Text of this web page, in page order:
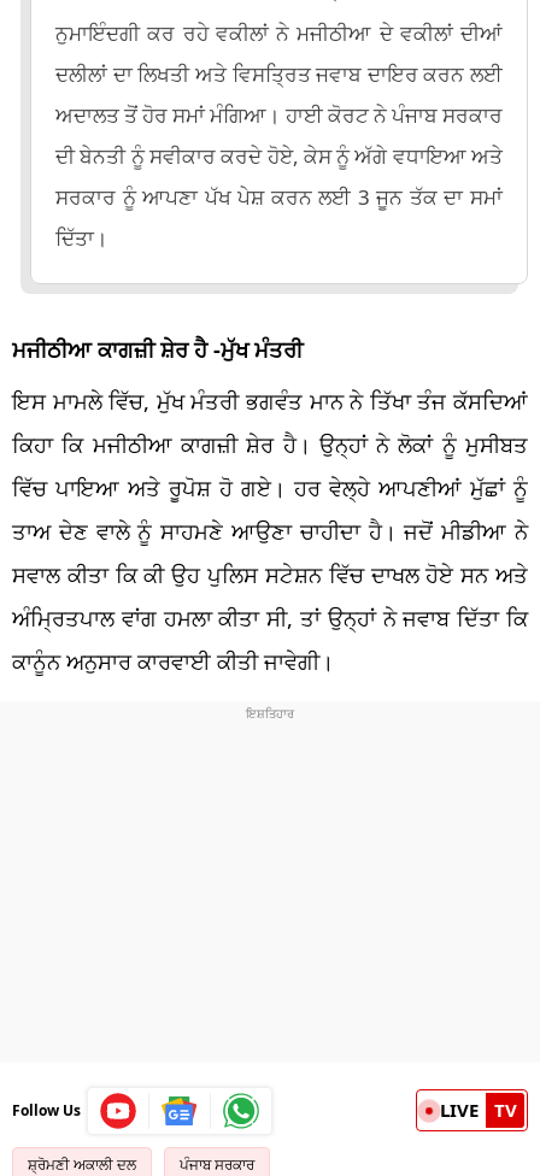
ਨੁਮਾਇੰਦਗੀ ਕਰ ਰਹੇ ਵਕੀਲਾਂ ਨੇ ਮਜੀਠੀਆ ਦੇ ਵਕੀਲਾਂ ਦੀਆਂ
ਦਲੀਲਾਂ ਦਾ ਲਿਖਤੀ ਅਤੇ ਵਿਸਤ੍ਰਿਤ ਜਵਾਬ ਦਾਇਰ ਕਰਨ ਲਈ
ਅਦਾਲਤ ਤੋਂ ਹੋਰ ਸਮਾਂ ਮੰਗਿਆ। ਹਾਈ ਕੋਰਟ ਨੇ ਪੰਜਾਬ ਸਰਕਾਰ
ਦੀ ਬੇਨਤੀ ਨੂੰ ਸਵੀਕਾਰ ਕਰਦੇ ਹੋਏ, ਕੇਸ ਨੂੰ ਅੱਗੇ ਵਧਾਇਆ ਅਤੇ
ਸਰਕਾਰ ਨੂੰ ਆਪਣਾ ਪੱਖ ਪੇਸ਼ ਕਰਨ ਲਈ 3 ਜੂਨ ਤੱਕ ਦਾ ਸਮਾਂ
ਦਿੱਤਾ।
ਮਜੀਠੀਆ ਕਾਗਜ਼ੀ ਸ਼ੇਰ ਹੈ -ਮੁੱਖ ਮੰਤਰੀ
ਇਸ ਮਾਮਲੇ ਵਿੱਚ, ਮੁੱਖ ਮੰਤਰੀ ਭਗਵੰਤ ਮਾਨ ਨੇ ਤਿੱਖਾ ਤੰਜ ਕੱਸਦਿਆਂ
ਕਿਹਾ ਕਿ ਮਜੀਠੀਆ ਕਾਗਜ਼ੀ ਸ਼ੇਰ ਹੈ। ਉਨ੍ਹਾਂ ਨੇ ਲੋਕਾਂ ਨੂੰ ਮੁਸੀਬਤ
ਵਿੱਚ ਪਾਇਆ ਅਤੇ ਰੂਪੋਸ਼ ਹੋ ਗਏ। ਹਰ ਵੇਲ੍ਹੇ ਆਪਣੀਆਂ ਮੁੱਛਾਂ ਨੂੰ
ਤਾਅ ਦੇਣ ਵਾਲੇ ਨੂੰ ਸਾਹਮਣੇ ਆਉਣਾ ਚਾਹੀਦਾ ਹੈ। ਜਦੋਂ ਮੀਡੀਆ ਨੇ
ਸਵਾਲ ਕੀਤਾ ਕਿ ਕੀ ਉਹ ਪੁਲਿਸ ਸਟੇਸ਼ਨ ਵਿੱਚ ਦਾਖਲ ਹੋਏ ਸਨ ਅਤੇ
ਅੰਮ੍ਰਿਤਪਾਲ ਵਾਂਗ ਹਮਲਾ ਕੀਤਾ ਸੀ, ਤਾਂ ਉਨ੍ਹਾਂ ਨੇ ਜਵਾਬ ਦਿੱਤਾ ਕਿ
ਕਾਨੂੰਨ ਅਨੁਸਾਰ ਕਾਰਵਾਈ ਕੀਤੀ ਜਾਵੇਗੀ।
Follow Us LIVE TV
ਸ਼੍ਰੋਮਣੀ ਅਕਾਲੀ ਦਲ ਪੰਜਾਬ ਸਰਕਾਰ